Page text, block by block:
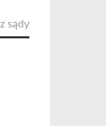
sądy